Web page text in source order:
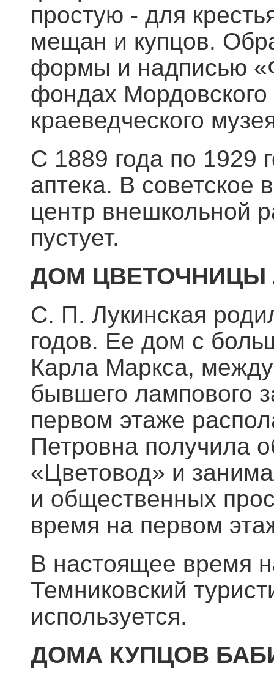
простую - для
мещан и купцов.
формы и надписью
фондах Мордовского
краеведческого
С 1889 года по 1929
аптека. В
центр внешкольной
пустует.
ДОМ ЦВЕТОЧНИЦЫ
С. П. Лукинская
годов. Ее дом с
Карла Маркса,
бывшего лампового
первом этаже
Петровна получила
«Цветовод» и
и общественных
время на первом
В настоящее время
Темниковский
используется.
ДОМА КУПЦОВ